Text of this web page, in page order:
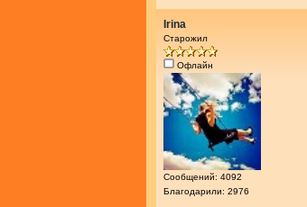
Irina
Старожил
Офлайн
Сообщений: 4092
Благодарили: 2976